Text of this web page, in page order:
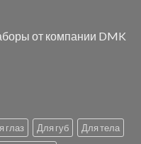
от компании DMK
глаз Для губ Для тела